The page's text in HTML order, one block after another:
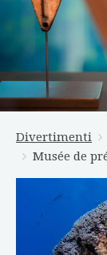
Divertimenti
Musée de